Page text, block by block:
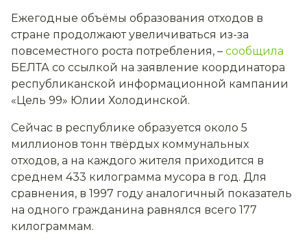
Ежегодные объёмы образования отходов в
стране продолжают увеличиваться из-за
повсеместного роста потребления, – сообщила
БЕЛТА со ссылкой на заявление координатора
республиканской информационной кампании
«Цель 99» Юлии Холодинской.
Сейчас в республике образуется около 5
миллионов тонн твёрдых коммунальных
отходов, а на каждого жителя приходится в
среднем 433 килограмма мусора в год. Для
сравнения, в 1997 году аналогичный показатель
на одного гражданина равнялся всего 177
килограммам.